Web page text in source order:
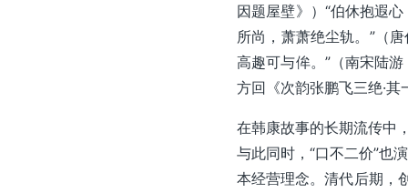
因题屋壁》）“伯休抱遐
所尚，萧萧绝尘轨。”（
高趣可与侔。”（南宋陆
方回《次韵张鹏飞三绝·其
在韩康故事的长期流传中
与此同时，“口不二价”也
本经营理念。清代后期，